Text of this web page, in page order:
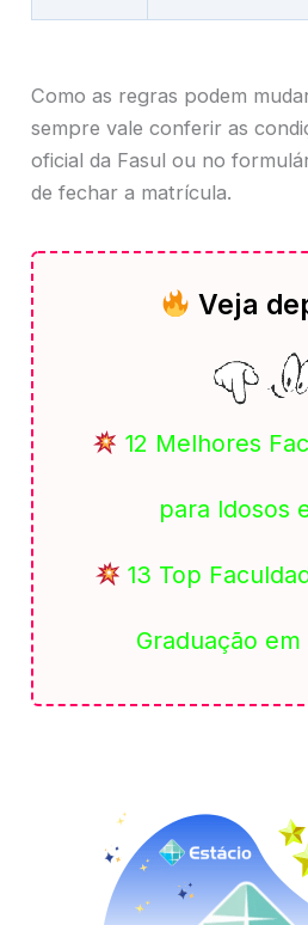
Como as regras podem
sempre vale conferir as
oficial da Fasul ou no
de fechar a matrícula.
Veja
12 Melhores
para Idosos
13 Top
Graduação